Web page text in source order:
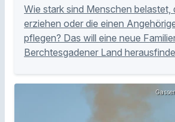
Wie stark sind Menschen belastet,
erziehen oder die einen
pflegen? Das will eine neue
Berchtesgadener Land